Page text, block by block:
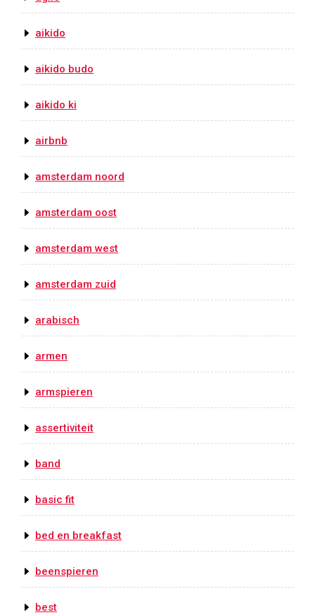
aikido
aikido budo
aikido ki
airbnb
amsterdam noord
amsterdam oost
amsterdam west
amsterdam zuid
arabisch
armen
armspieren
assertiviteit
band
basic fit
bed en breakfast
beenspieren
best